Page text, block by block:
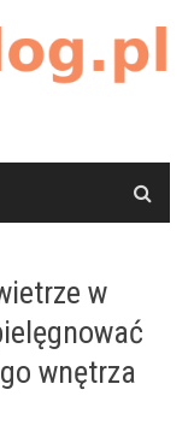
w
wnętrza